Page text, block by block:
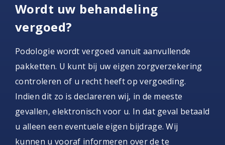
Wordt uw behandeling
vergoed?
Podologie wordt vergoed vanuit aanvullende
pakketten. U kunt bij uw eigen zorgverzekering
controleren of u recht heeft op vergoeding.
Indien dit zo is declareren wij, in de meeste
gevallen, elektronisch voor u. In dat geval betaald
u alleen een eventuele eigen bijdrage. Wij
kunnen u vooraf informeren over de te